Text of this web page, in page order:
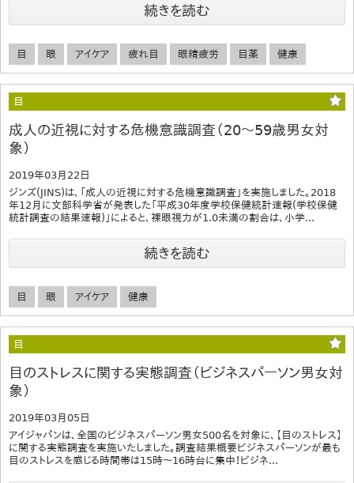
続きを読む
目 眼 アイケア 疲れ目 眼精疲労 目薬 健康
目
成人の近視に対する危機意識調査（20～59歳男女対
象）
2019年03月22日
ジンズ(JINS)は、「成人の近視に対する危機意識調査」を実施しました。2018
年12月に文部科学省が発表した「平成30年度学校保健統計速報(学校保健
統計調査の結果速報)」によると、裸眼視力が1.0未満の割合は、小学...
続きを読む
目 眼 アイケア 健康
目
目のストレスに関する実態調査（ビジネスパーソン男女対
象）
2019年03月05日
アイジャパンは、全国のビジネスパーソン男女500名を対象に、【目のストレス】
に関する実態調査を実施いたしました。調査結果概要ビジネスパーソンが最も
目のストレスを感じる時間帯は15時～16時台に集中！ビジネ...